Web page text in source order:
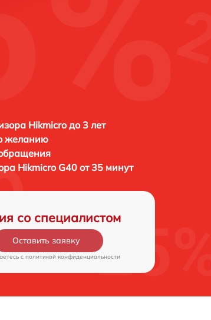
Hikmicro до 3 лет
желанию
Hikmicro G40 от 35 минут
со специалистом
Оставить заявку
c политикой конфиденциальности